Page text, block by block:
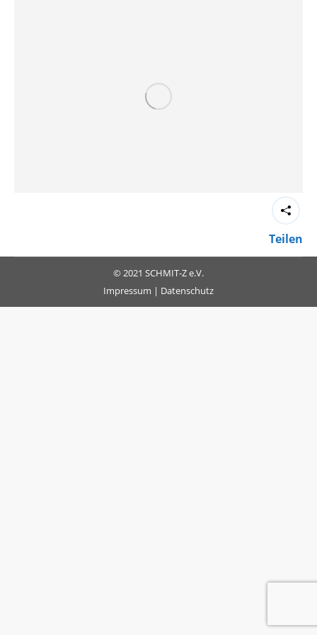
Teilen
© 2021 SCHMIT-Z e.V.
Impressum | Datenschutz